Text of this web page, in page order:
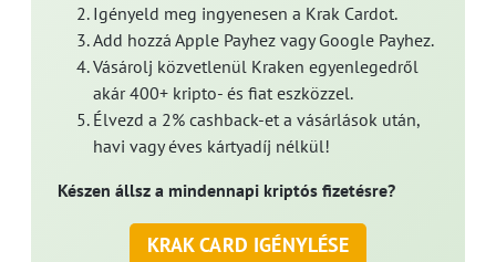
Igényeld meg ingyenesen a Krak Cardot.
Add hozzá Apple Payhez vagy Google Payhez.
Vásárolj közvetlenül Kraken egyenlegedről
akár 400+ kripto- és fiat eszközzel.
Élvezd a 2% cashback-et a vásárlások után,
havi vagy éves kártyadíj nélkül!
Készen állsz a mindennapi kriptós fizetésre?
KRAK CARD IGÉNYLÉSE